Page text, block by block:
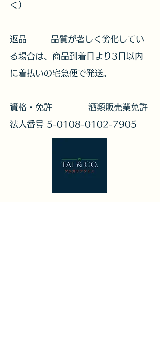
く）
返品 品質が著しく劣化してい
る場合は、商品到着日より3日以内
に着払いの宅急便で発送。
資格・免許 酒類販売業免許
法人番号 5-0108-0102-7905